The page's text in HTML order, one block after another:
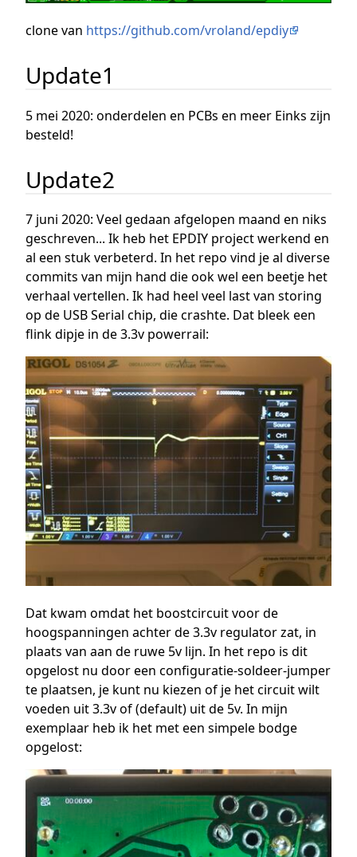
clone van https://github.com/vroland/epdiy
Update1
5 mei 2020: onderdelen en PCBs en meer Einks zijn
besteld!
Update2
7 juni 2020: Veel gedaan afgelopen maand en niks
geschreven... Ik heb het EPDIY project werkend en
al een stuk verbeterd. In het repo vind je al diverse
commits van mijn hand die ook wel een beetje het
verhaal vertellen. Ik had heel veel last van storing
op de USB Serial chip, die crashte. Dat bleek een
flink dipje in de 3.3v powerrail:
Dat kwam omdat het boostcircuit voor de
hoogspanningen achter de 3.3v regulator zat, in
plaats van aan de ruwe 5v lijn. In het repo is dit
opgelost nu door een configuratie-soldeer-jumper
te plaatsen, je kunt nu kiezen of je het circuit wilt
voeden uit 3.3v of (default) uit de 5v. In mijn
exemplaar heb ik het met een simpele bodge
opgelost: